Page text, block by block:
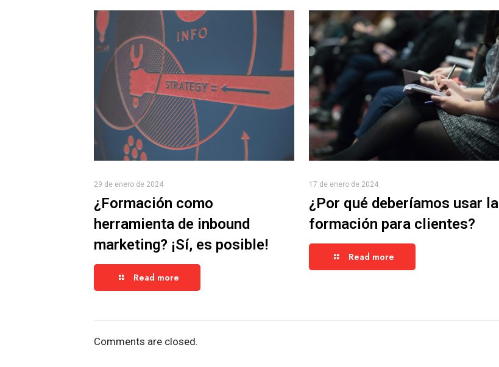
29 de enero de 2024
¿Formación como
herramienta de inbound
marketing? ¡Sí, es posible!
Read more
17 de enero de 2024
¿Por qué deberíamos usar la
formación para clientes?
Read more
Comments are closed.